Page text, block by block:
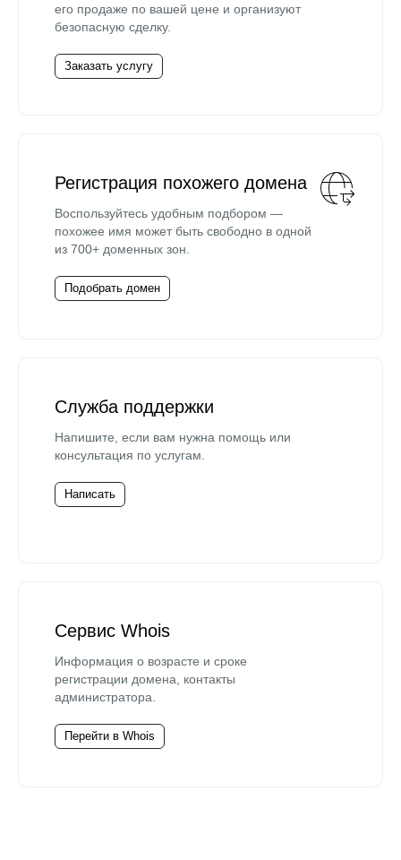
его продаже по вашей цене и организуют
безопасную сделку.
Заказать услугу
Регистрация похожего домена
Воспользуйтесь удобным подбором —
похожее имя может быть свободно в одной
из 700+ доменных зон.
Подобрать домен
Служба поддержки
Напишите, если вам нужна помощь или
консультация по услугам.
Написать
Сервис Whois
Информация о возрасте и сроке
регистрации домена, контакты
администратора.
Перейти в Whois